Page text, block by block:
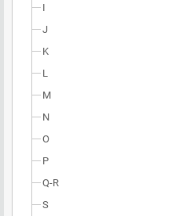
I
J
K
L
M
N
O
P
Q-R
S